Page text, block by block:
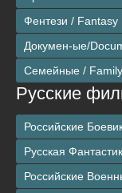
Фентези / Fantasy
Докумен-ые/
Семейные / Family
Русские
Российские
Русская
Российские